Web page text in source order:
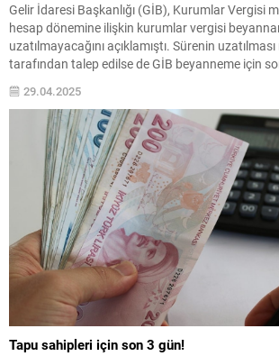
Gelir İdaresi Başkanlığı (GİB), Kurumlar Vergisi
hesap dönemine ilişkin kurumlar vergisi
uzatılmayacağını açıklamıştı. Sürenin
tarafından talep edilse de GİB beyanneme için
29.04.2025
Tapu sahipleri için son 3 gün!